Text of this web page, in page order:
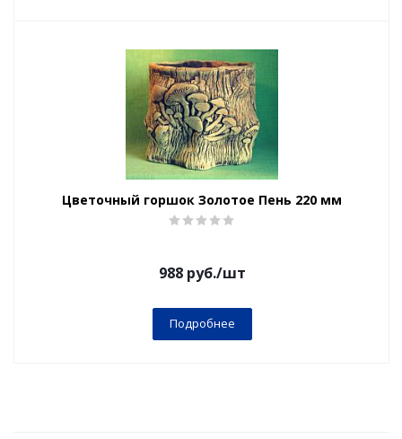
Цветочный горшок Золотое Пень 220 мм
988руб./шт
Подробнее